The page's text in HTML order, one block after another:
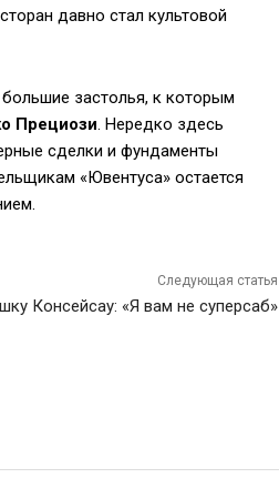
давно стал культовой
застолья, к которым
Прециози. Нередко здесь
сделки и фундаменты
«Ювентуса» остается
Следующая статья
Консейсау: «Я вам не суперсаб»